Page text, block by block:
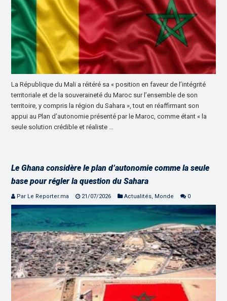
La République du Mali a réitéré sa « position en faveur de l’intégrité
territoriale et de la souveraineté du Maroc sur l’ensemble de son
territoire, y compris la région du Sahara », tout en réaffirmant son
appui au Plan d’autonomie présenté par le Maroc, comme étant « la
seule solution crédible et réaliste …
Le Ghana considère le plan d’autonomie comme la seule
base pour régler la question du Sahara
Par Le Reporter.ma 21/07/2026 Actualités, Monde 0